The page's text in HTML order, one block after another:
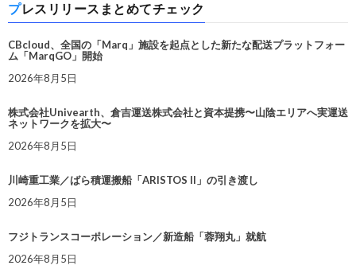
プレスリリースまとめてチェック
CBcloud、全国の「Marq」施設を起点とした新たな配送プラットフォー
ム「MarqGO」開始
2026年8月5日
株式会社Univearth、倉吉運送株式会社と資本提携〜山陰エリアへ実運送
ネットワークを拡大〜
2026年8月5日
川崎重工業／ばら積運搬船「ARISTOS II」の引き渡し
2026年8月5日
フジトランスコーポレーション／新造船「蓉翔丸」就航
2026年8月5日